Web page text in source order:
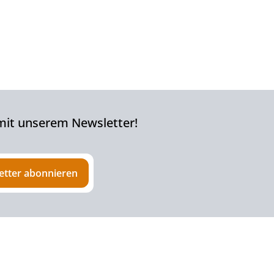
ihre genauen Platzierungen. Auch der Top
unserem Newsletter!
abonnieren